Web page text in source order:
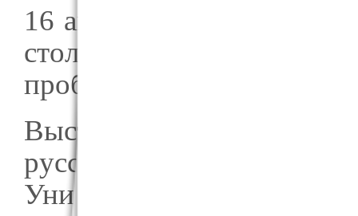
16 апреля 2018 года в
стол на тему
проблемы ее перевода».
Выступает господин
русского языка
Университета Алжира и